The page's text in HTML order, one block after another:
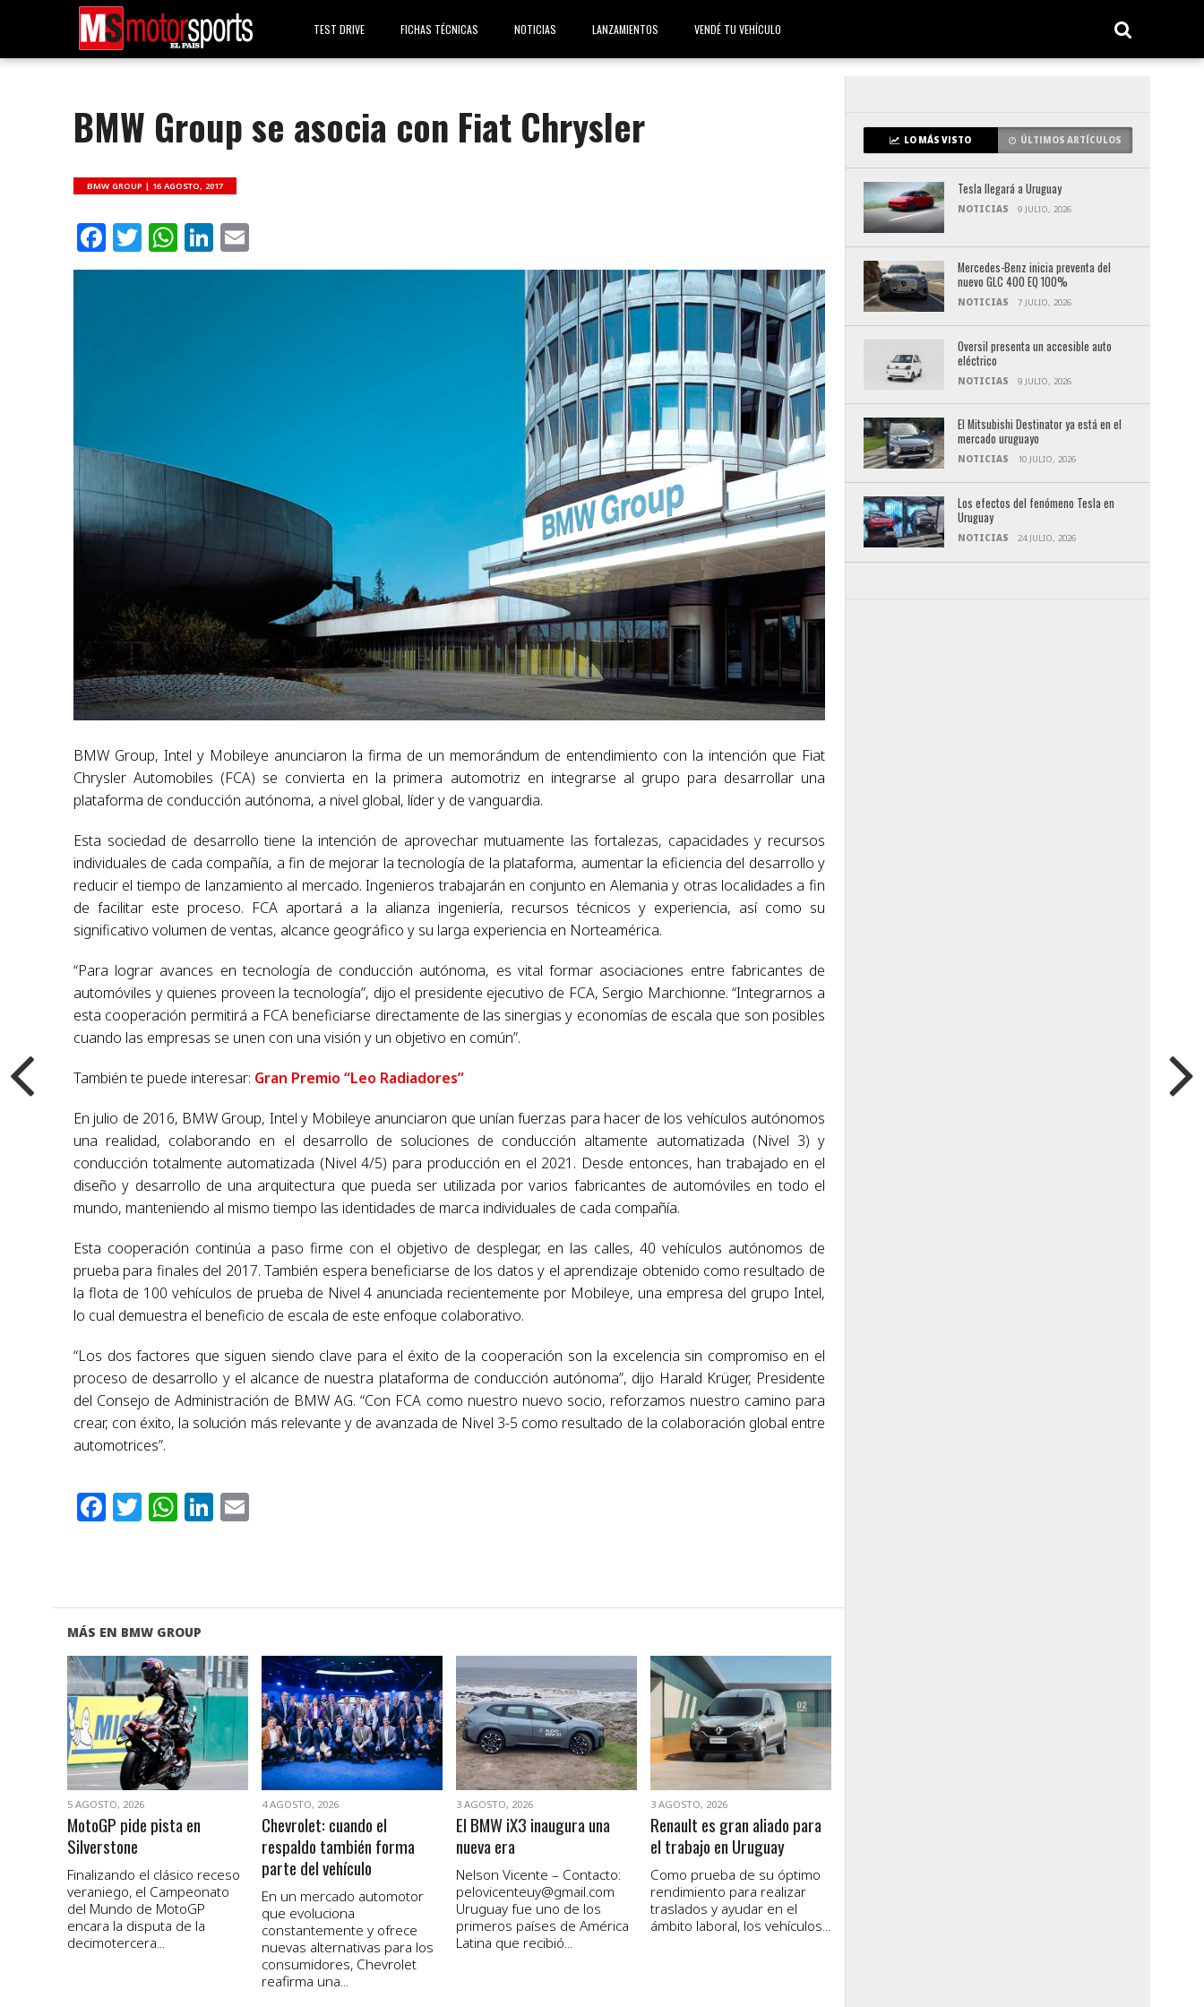
TEST DRIVE FICHAS TÉCNICAS NOTICIAS LANZAMIENTOS VENDÉ TU VEHÍCULO
BMW Group se asocia con Fiat Chrysler
BMW GROUP | 16 AGOSTO, 2017
Facebook
Twitter
WhatsApp
LinkedIn
BMW Group, Intel y Mobileye anunciaron la firma de un memorándum de entendimiento con la intención que Fiat
Chrysler Automobiles (FCA) se convierta en la primera automotriz en integrarse al grupo para desarrollar una
plataforma de conducción autónoma, a nivel global, líder y de vanguardia.
Esta sociedad de desarrollo tiene la intención de aprovechar mutuamente las fortalezas, capacidades y recursos
individuales de cada compañía, a fin de mejorar la tecnología de la plataforma, aumentar la eficiencia del desarrollo y
reducir el tiempo de lanzamiento al mercado. Ingenieros trabajarán en conjunto en Alemania y otras localidades a fin
de facilitar este proceso. FCA aportará a la alianza ingeniería, recursos técnicos y experiencia, así como su
significativo volumen de ventas, alcance geográfico y su larga experiencia en Norteamérica.
“Para lograr avances en tecnología de conducción autónoma, es vital formar asociaciones entre fabricantes de
automóviles y quienes proveen la tecnología”, dijo el presidente ejecutivo de FCA, Sergio Marchionne. “Integrarnos a
esta cooperación permitirá a FCA beneficiarse directamente de las sinergias y economías de escala que son posibles
cuando las empresas se unen con una visión y un objetivo en común”.
También te puede interesar: Gran Premio “Leo Radiadores”
En julio de 2016, BMW Group, Intel y Mobileye anunciaron que unían fuerzas para hacer de los vehículos autónomos
una realidad, colaborando en el desarrollo de soluciones de conducción altamente automatizada (Nivel 3) y
conducción totalmente automatizada (Nivel 4/5) para producción en el 2021. Desde entonces, han trabajado en el
diseño y desarrollo de una arquitectura que pueda ser utilizada por varios fabricantes de automóviles en todo el
mundo, manteniendo al mismo tiempo las identidades de marca individuales de cada compañía.
Esta cooperación continúa a paso firme con el objetivo de desplegar, en las calles, 40 vehículos autónomos de
prueba para finales del 2017. También espera beneficiarse de los datos y el aprendizaje obtenido como resultado de
la flota de 100 vehículos de prueba de Nivel 4 anunciada recientemente por Mobileye, una empresa del grupo Intel,
lo cual demuestra el beneficio de escala de este enfoque colaborativo.
“Los dos factores que siguen siendo clave para el éxito de la cooperación son la excelencia sin compromiso en el
proceso de desarrollo y el alcance de nuestra plataforma de conducción autónoma”, dijo Harald Krüger, Presidente
del Consejo de Administración de BMW AG. “Con FCA como nuestro nuevo socio, reforzamos nuestro camino para
crear, con éxito, la solución más relevante y de avanzada de Nivel 3-5 como resultado de la colaboración global entre
automotrices”.
Facebook
Twitter
WhatsApp
LinkedIn
MÁS EN BMW GROUP
VER NOTA
5 AGOSTO, 2026
MotoGP pide pista en
Silverstone
Finalizando el clásico receso
veraniego, el Campeonato
del Mundo de MotoGP
encara la disputa de la
decimotercera...
VER NOTA
4 AGOSTO, 2026
Chevrolet: cuando el
respaldo también forma
parte del vehículo
En un mercado automotor
que evoluciona
constantemente y ofrece
nuevas alternativas para los
consumidores, Chevrolet
reafirma una...
VER NOTA
3 AGOSTO, 2026
El BMW iX3 inaugura una
nueva era
Nelson Vicente – Contacto:
pelovicenteuy@gmail.com
Uruguay fue uno de los
primeros países de América
Latina que recibió...
VER NOTA
3 AGOSTO, 2026
Renault es gran aliado para
el trabajo en Uruguay
Como prueba de su óptimo
rendimiento para realizar
traslados y ayudar en el
ámbito laboral, los vehículos...
LO MÁS VISTO ÚLTIMOS ARTÍCULOS
Tesla llegará a Uruguay
NOTICIAS 9 JULIO, 2026
Mercedes-Benz inicia preventa del
nuevo GLC 400 EQ 100%
NOTICIAS 7 JULIO, 2026
Oversil presenta un accesible auto
eléctrico
NOTICIAS 9 JULIO, 2026
El Mitsubishi Destinator ya está en el
mercado uruguayo
NOTICIAS 10 JULIO, 2026
Los efectos del fenómeno Tesla en
Uruguay
NOTICIAS 24 JULIO, 2026